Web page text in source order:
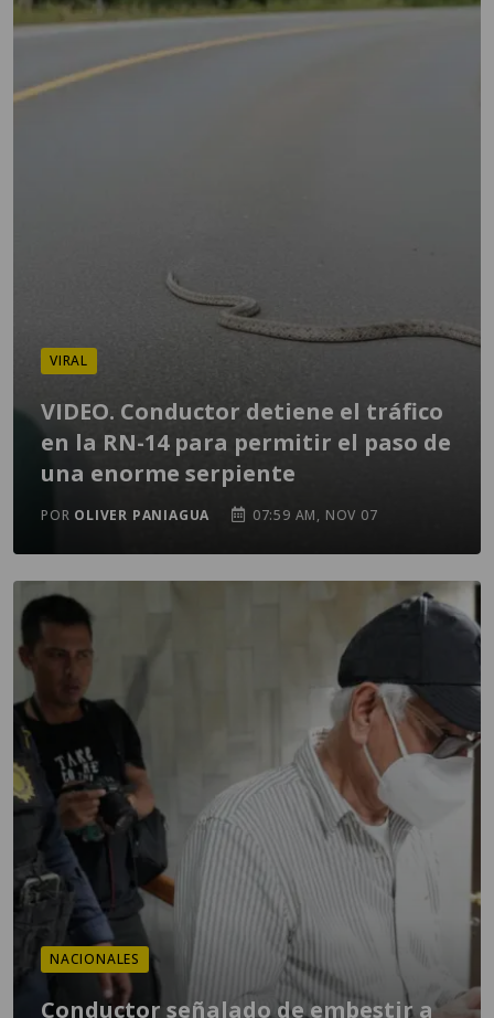
VIRAL
VIDEO. Conductor detiene el tráfico
en la RN-14 para permitir el paso de
una enorme serpiente
POR OLIVER PANIAGUA 07:59 AM, NOV 07
NACIONALES
Conductor señalado de embestir a